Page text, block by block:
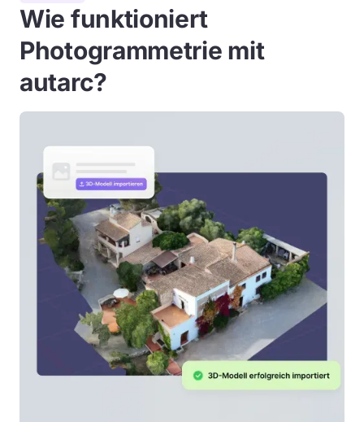
Wie funktioniert
Photogrammetrie mit
autarc?